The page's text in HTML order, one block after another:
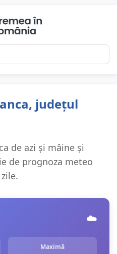
județul
de azi și mâine și
de prognoza meteo
☁️
Maximă